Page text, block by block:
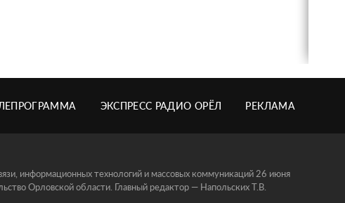
ЭКСПРЕСС РАДИО ОРЁЛ РЕКЛАМА
информационных технологий и массовых коммуникаций 26 июня
Орловской области. Главный редактор — Напольских Т.В.